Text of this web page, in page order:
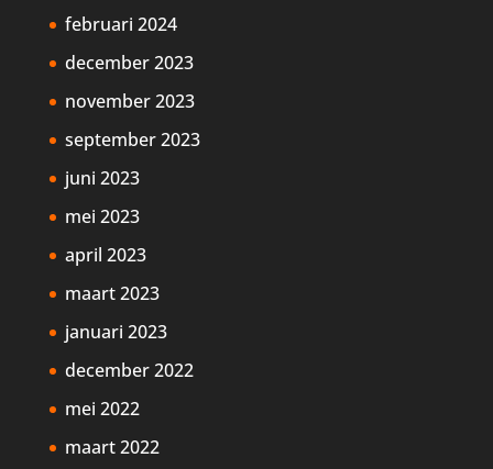
februari 2024
december 2023
november 2023
september 2023
juni 2023
mei 2023
april 2023
maart 2023
januari 2023
december 2022
mei 2022
maart 2022